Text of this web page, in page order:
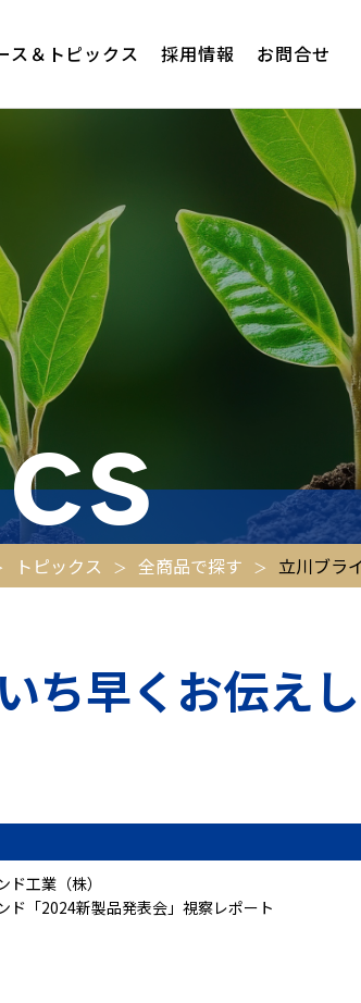
ス＆トピックス 採用情報 お問合せ
トピックス 全商品で探す 立川ブラ
早くお伝えし
ド工業（株）
ド「2024新製品発表会」視察レポート